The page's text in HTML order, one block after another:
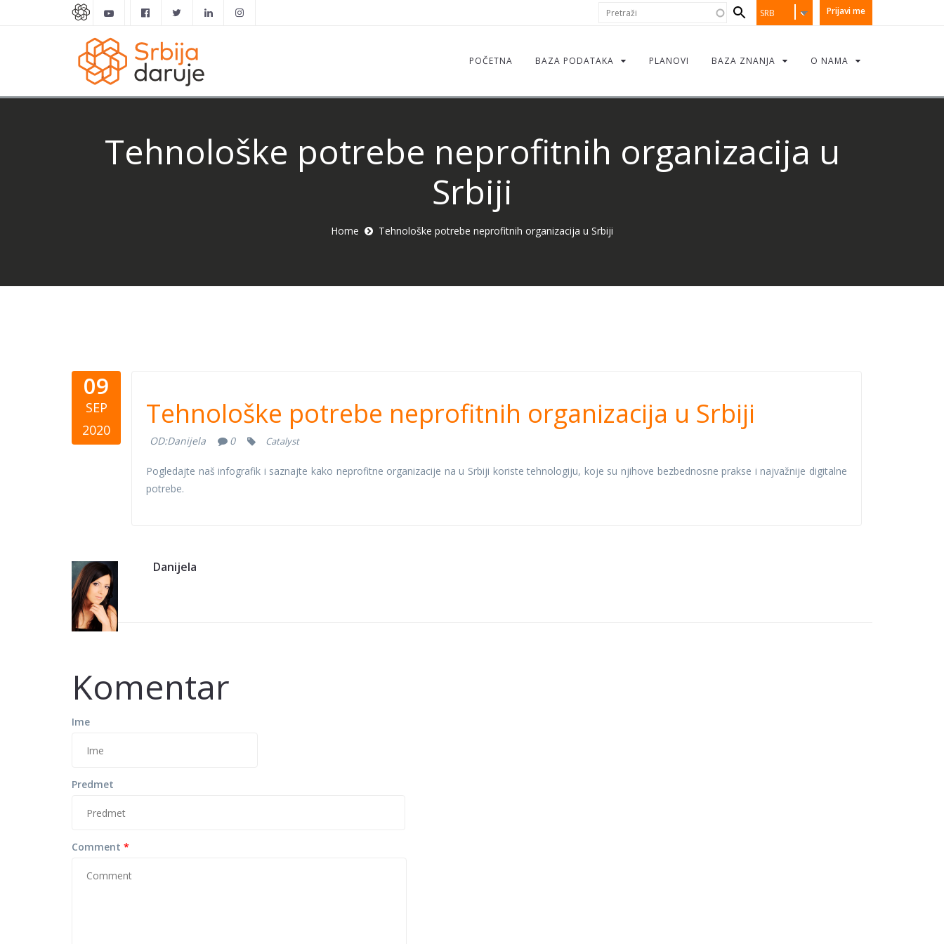
Prijavi me
SRB
Search
form
POČETNA BAZA PODATAKA PLANOVI BAZA ZNANJA O NAMA
Tehnološke potrebe neprofitnih organizacija u
Srbiji
Home Tehnološke potrebe neprofitnih organizacija u Srbiji
09
SEP
2020
Tehnološke potrebe neprofitnih
organizacija u Srbiji
Tehnološke potrebe neprofitnih organizacija u Srbiji
OD:Danijela 0 Catalyst
Pogledajte naš infografik i saznajte kako neprofitne organizacije na u Srbiji koriste tehnologiju, koje su njihove bezbednosne prakse i najvažnije digitalne
potrebe.
Danijela
Komentar
Ime
Predmet
Comment *